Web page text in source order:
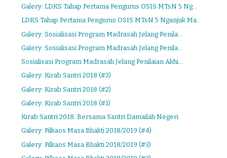
Galery: LDKS Tahap Pertama Pengurus OSIS MTsN 5 Ng...
LDKS Tahap Pertama Pengurus OSIS MTsN 5 Nganjuk Ma...
Galery: Sosialisasi Program Madrasah Jelang Penila...
Galery: Sosialisasi Program Madrasah Jelang Penila...
Sosialisasi Program Madrasah Jelang Penilaian Akhi...
Galery: Kirab Santri 2018 (#3)
Galery: Kirab Santri 2018 (#2)
Galery: Kirab Santri 2018 (#1)
Kirab Santri 2018: Bersama Santri Damailah Negeri
Galery: Pilkaos Masa Bhakti 2018/2019 (#4)
Galery: Pilkaos Masa Bhakti 2018/2019 (#3)